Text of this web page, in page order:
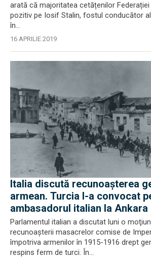
arată că majoritatea cetățenilor
pozitiv pe Iosif Stalin, fostul conducător al
în...
16 APRILIE 2019
Italia discută recunoașterea
armean. Turcia l-a convocat
ambasadorul italian la Ankara
Parlamentul italian a discutat luni o
recunoaşterii masacrelor comise de
împotriva armenilor în 1915-1916 drept
respins ferm de turci. În...